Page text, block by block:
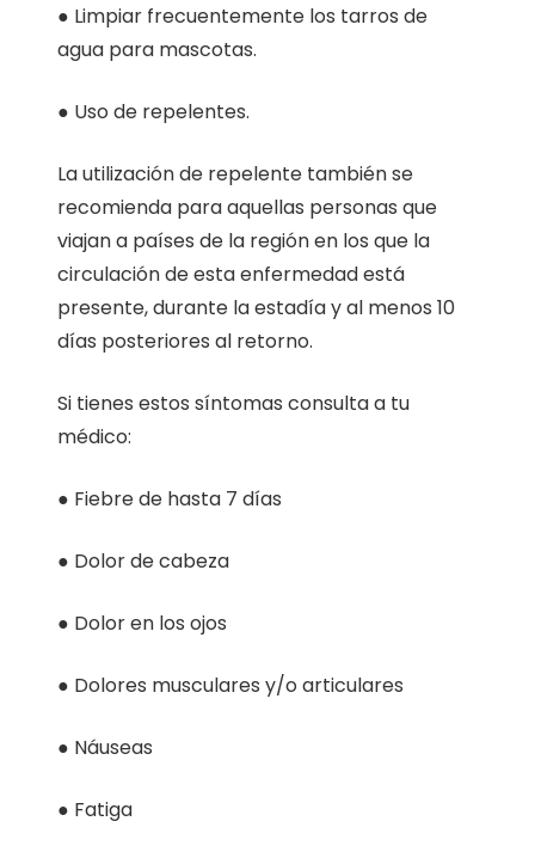
● Limpiar frecuentemente los tarros de
agua para mascotas.
● Uso de repelentes.
La utilización de repelente también se
recomienda para aquellas personas que
viajan a países de la región en los que la
circulación de esta enfermedad está
presente, durante la estadía y al menos 10
días posteriores al retorno.
Si tienes estos síntomas consulta a tu
médico:
● Fiebre de hasta 7 días
● Dolor de cabeza
● Dolor en los ojos
● Dolores musculares y/o articulares
● Náuseas
● Fatiga